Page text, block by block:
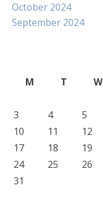
October 2024
September 2024
M
T W
3
4 5
10
11 12
17
18 19
24
25 26
31